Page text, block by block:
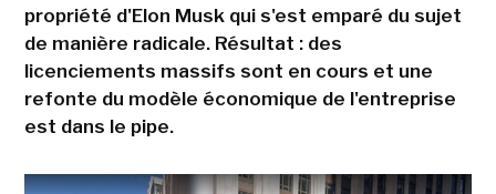
propriété d'Elon Musk qui s'est emparé du sujet
de manière radicale. Résultat : des
licenciements massifs sont en cours et une
refonte du modèle économique de l'entreprise
est dans le pipe.